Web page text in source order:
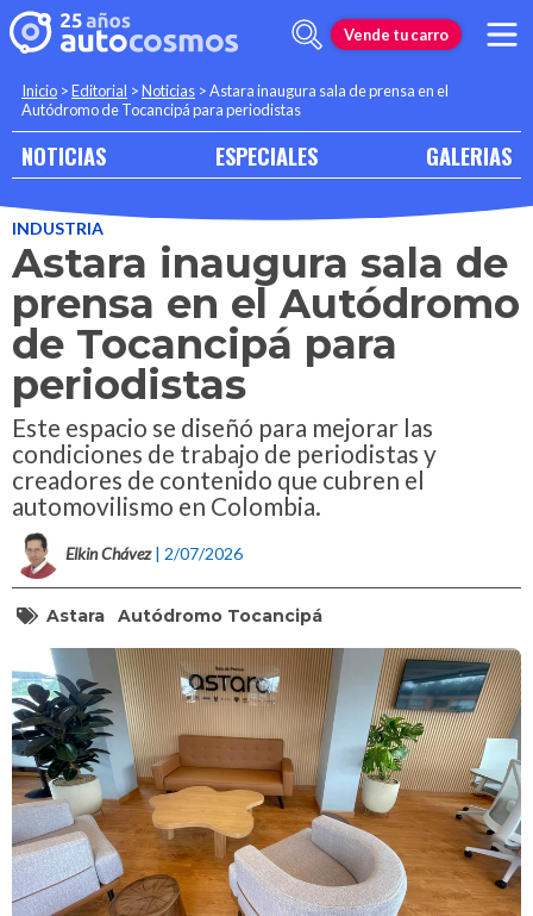
Vende tu carro
Inicio >Editorial >Noticias >Astara inaugura sala de prensa en el
Autódromo de Tocancipá para periodistas
NOTICIAS ESPECIALES GALERIAS
INDUSTRIA
Astara inaugura sala de
prensa en el Autódromo
de Tocancipá para
periodistas
Este espacio se diseñó para mejorar las
condiciones de trabajo de periodistas y
creadores de contenido que cubren el
automovilismo en Colombia.
Elkin Chávez | 2/07/2026
Astara Autódromo Tocancipá